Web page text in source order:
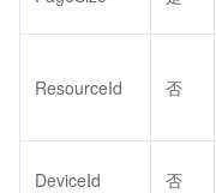
ResourceId 否
DeviceId 否